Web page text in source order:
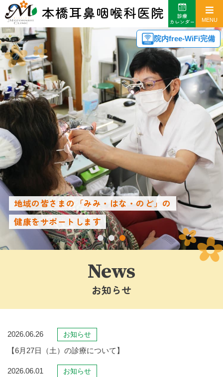
診療
カレンダー
地域の皆さまの「みみ・はな・のど」の
健康をサポートします
1 2 3
院内free-WiFi完備
News
お知らせ
2026.06.26 お知らせ
【6月27日（土）の診療について】
2026.06.01 お知らせ